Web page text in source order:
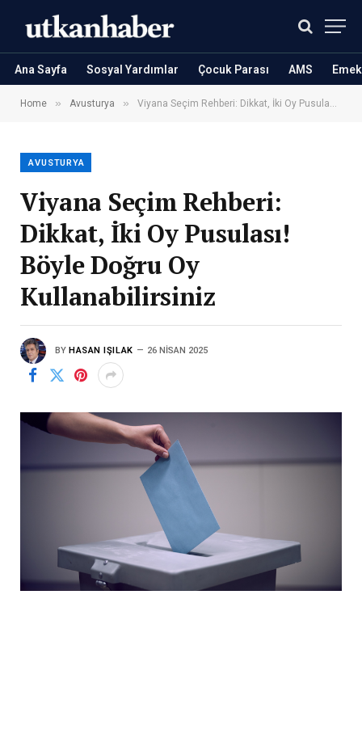
Ana Sayfa Sosyal Yardımlar Çocuk Parası AMS
Home » Avusturya » Viyana Seçim Rehberi: Dikkat, İki Oy Pusulası! Böyle Doğru Oy Kullanabilirsiniz
AVUSTURYA
Viyana Seçim Rehberi:
Dikkat, İki Oy Pusulası!
Böyle Doğru Oy
Kullanabilirsiniz
BY HASAN IŞILAK 26 NISAN 2025